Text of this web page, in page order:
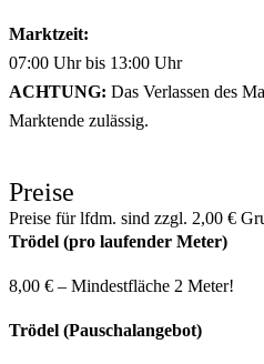
Marktzeit:
07:00 Uhr bis 13:00 Uhr
ACHTUNG: Das Verlassen des
Marktende zulässig.
Preise
Preise für lfdm. sind zzgl. 2,00 €
Trödel (pro laufender Meter)
8,00 € – Mindestfläche 2 Meter!
Trödel (Pauschalangebot)